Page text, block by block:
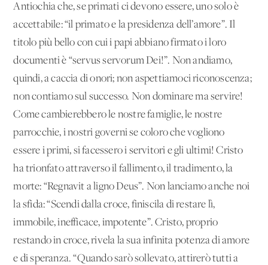
Antiochia che, se primati ci devono essere, uno solo è
accettabile: “il primato e la presidenza dell’amore”. Il
titolo più bello con cui i papi abbiano firmato i loro
documenti è “servus servorum Dei!”. Non andiamo,
quindi, a caccia di onori; non aspettiamoci riconoscenza;
non contiamo sul successo. Non dominare ma servire!
Come cambierebbero le nostre famiglie, le nostre
parrocchie, i nostri governi se coloro che vogliono
essere i primi, si facessero i servitori e gli ultimi! Cristo
ha trionfato attraverso il fallimento, il tradimento, la
morte: “Regnavit a ligno Deus”. Non lanciamo anche noi
la sfida: “Scendi dalla croce, finiscila di restare lì,
immobile, inefficace, impotente”. Cristo, proprio
restando in croce, rivela la sua infinita potenza di amore
e di speranza. “Quando sarò sollevato, attirerò tutti a